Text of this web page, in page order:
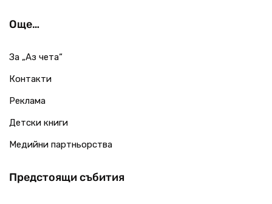
Още…
За „Аз чета“
Контакти
Реклама
Детски книги
Медийни партньорства
Предстоящи събития